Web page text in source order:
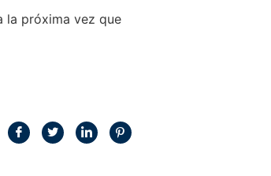
la próxima vez que